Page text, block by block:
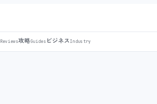
Reviews攻略Guides ビジネスIndustry